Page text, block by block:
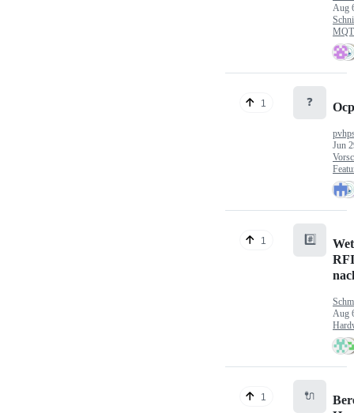
Aug
1 ❓
Jun
1 #️⃣
Aug
1 🔌